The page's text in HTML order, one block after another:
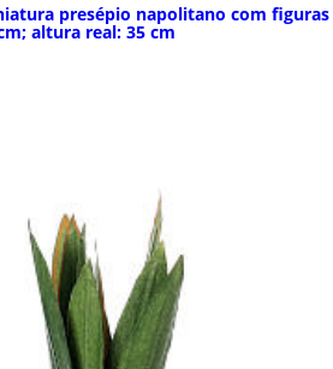
presépio napolitano com figuras
altura real: 35 cm